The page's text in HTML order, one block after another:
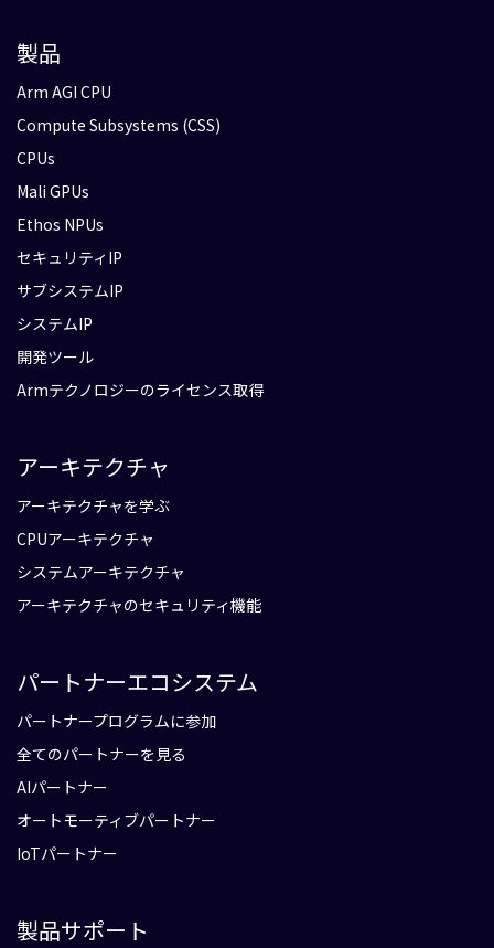
製品
Arm AGI CPU
Compute Subsystems (CSS)
CPUs
Mali GPUs
Ethos NPUs
セキュリティIP
サブシステムIP
システムIP
開発ツール
Armテクノロジーのライセンス取得
アーキテクチャ
アーキテクチャを学ぶ
CPUアーキテクチャ
システムアーキテクチャ
アーキテクチャのセキュリティ機能
パートナーエコシステム
パートナープログラムに参加
全てのパートナーを見る
AIパートナー
オートモーティブパートナー
IoTパートナー
製品サポート